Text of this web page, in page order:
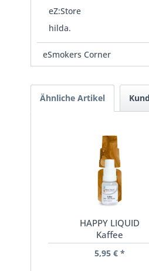
eZ:Store
hilda.
eSmokers Corner
Ähnliche Artikel
HAPPY LIQUID
Kaffee
5,95 € *